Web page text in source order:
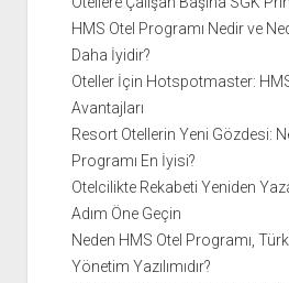
HMS Otel Programı Nedir ve
Daha İyidir?
Oteller İçin Hotspotmaster:
Avantajları
Resort Otellerin Yeni Gözdesi:
Programı En İyisi?
Otelcilikte Rekabeti Yeniden
Adım Öne Geçin
Neden HMS Otel Programı,
Yönetim Yazılımıdır?